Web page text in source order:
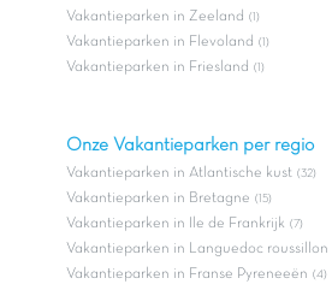
Vakantieparken in Zeeland (1)
Vakantieparken in Flevoland (1)
Vakantieparken in Friesland (1)
Onze Vakantieparken per regio
Vakantieparken in Atlantische kust (32)
Vakantieparken in Bretagne (15)
Vakantieparken in Ile de Frankrijk (7)
Vakantieparken in Languedoc roussillon
Vakantieparken in Franse Pyreneeën (4)